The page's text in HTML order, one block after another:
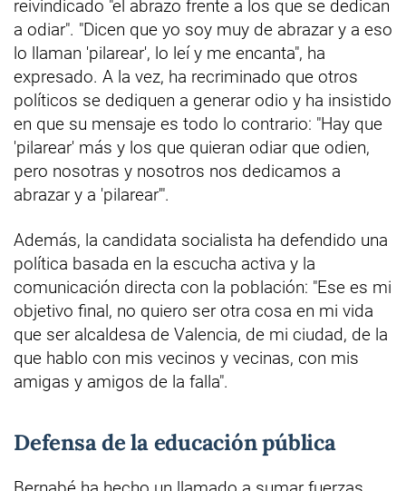
reivindicado "el abrazo frente a los que se dedican
a odiar". "Dicen que yo soy muy de abrazar y a eso
lo llaman 'pilarear', lo leí y me encanta", ha
expresado. A la vez, ha recriminado que otros
políticos se dediquen a generar odio y ha insistido
en que su mensaje es todo lo contrario: "Hay que
'pilarear' más y los que quieran odiar que odien,
pero nosotras y nosotros nos dedicamos a
abrazar y a 'pilarear'".
Además, la candidata socialista ha defendido una
política basada en la escucha activa y la
comunicación directa con la población: "Ese es mi
objetivo final, no quiero ser otra cosa en mi vida
que ser alcaldesa de Valencia, de mi ciudad, de la
que hablo con mis vecinos y vecinas, con mis
amigas y amigos de la falla".
Defensa de la educación pública